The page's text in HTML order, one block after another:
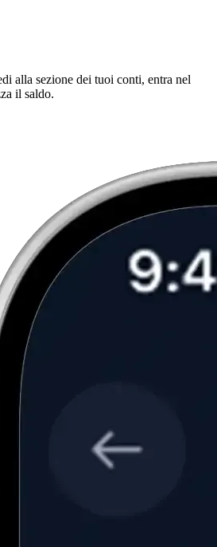
alla sezione dei tuoi conti, entra nel
il saldo.